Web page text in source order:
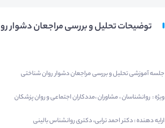
توضیحات تحلیل و بررسی مراجعان دشوار
جلسه آموزشی تحلیل و بررسی مراجعان دشوار روان شناختی
ويژه : روانشناسان ، مشاوران ،مددكاران اجتماعی و روان پزشکان
ارايه دهنده : دکتر احمد ترابی، دکتری روانشناس بالینی